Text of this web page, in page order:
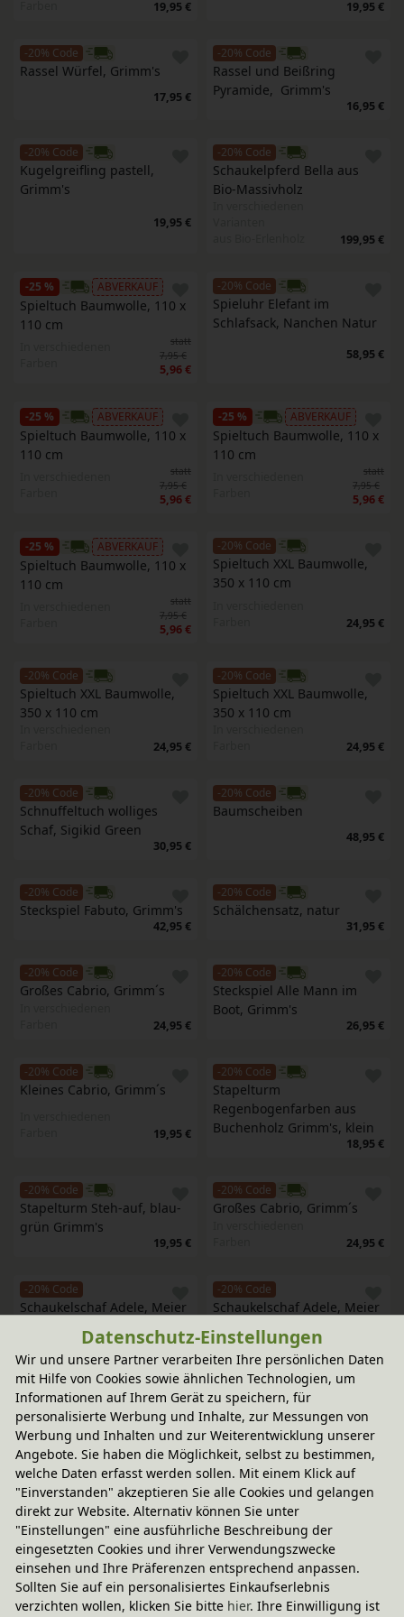
19,95 € 19,95 €
-20% Code
Rassel Würfel, Grimm's
17,95 €
-20% Code
Rassel und Beißring
Pyramide,  Grimm's
16,95 €
-20% Code
Kugelgreifling pastell,
Grimm's
19,95 €
-20% Code
Schaukelpferd Bella aus
Bio-Massivholz
199,95 €
-25 % ABVERKAUF
Spieltuch Baumwolle, 110 x
110 cm
statt
7,95 €
5,96 €
-20% Code
Spieluhr Elefant im
Schlafsack, Nanchen Natur
58,95 €
-25 % ABVERKAUF
Spieltuch Baumwolle, 110 x
110 cm
statt
7,95 €
5,96 €
-25 % ABVERKAUF
Spieltuch Baumwolle, 110 x
110 cm
statt
7,95 €
5,96 €
-25 % ABVERKAUF
Spieltuch Baumwolle, 110 x
110 cm
statt
7,95 €
5,96 €
-20% Code
Spieltuch XXL Baumwolle,
350 x 110 cm
24,95 €
-20% Code
Spieltuch XXL Baumwolle,
350 x 110 cm
24,95 €
-20% Code
Spieltuch XXL Baumwolle,
350 x 110 cm
24,95 €
-20% Code
Schnuffeltuch wolliges
Schaf, Sigikid Green
30,95 €
-20% Code
Baumscheiben
48,95 €
-20% Code
Steckspiel Fabuto, Grimm's
42,95 €
-20% Code
Schälchensatz, natur
31,95 €
-20% Code
Großes Cabrio, Grimm´s
24,95 €
-20% Code
Steckspiel Alle Mann im
Boot, Grimm's
26,95 €
-20% Code
Kleines Cabrio, Grimm´s
19,95 €
-20% Code
Stapelturm
Regenbogenfarben aus
Buchenholz Grimm's, klein
18,95 €
-20% Code
Stapelturm Steh-auf, blau-
grün Grimm's
19,95 €
-20% Code
Großes Cabrio, Grimm´s
24,95 €
-20% Code
Schaukelschaf Adele, Meier
In verschiedenen
Farben
413,95 €
-20% Code
Schaukelschaf Adele, Meier
Germany
In verschiedenen
Farben
413,95 €
-20% Code
Schaukelpferd Conny, Meier
Germany
In verschiedenen
Varianten
662,95 €
-20% Code
Nachziehtier Steck-Spiel
Schnecke aus Ahorn- und
Buchenholz, Hape
29,95 €
-20% Code
Schaukelpferd Bille mit
Sitzring, Meier Germany
In verschiedenen
Varianten
155,95 €
-20% Code
Schaukelpferd Bille mit
Sitzring, Meier Germany
In verschiedenen
Varianten
Datenschutz-Einstellungen
Wir und unsere Partner verarbeiten Ihre persönlichen Daten
mit Hilfe von Cookies sowie ähnlichen Technologien, um
Informationen auf Ihrem Gerät zu speichern, für
personalisierte Werbung und Inhalte, zur Messungen von
Werbung und Inhalten und zur Weiterentwicklung unserer
Angebote. Sie haben die Möglichkeit, selbst zu bestimmen,
welche Daten erfasst werden sollen. Mit einem Klick auf
"Einverstanden" akzeptieren Sie alle Cookies und gelangen
direkt zur Website. Alternativ können Sie unter
"Einstellungen" eine ausführliche Beschreibung der
eingesetzten Cookies und ihrer Verwendungszwecke
einsehen und Ihre Präferenzen entsprechend anpassen.
Sollten Sie auf ein personalisiertes Einkaufserlebnis
verzichten wollen, klicken Sie bitte hier. Ihre Einwilligung ist